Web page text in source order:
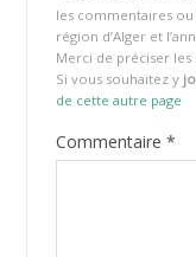
les commentaires ou
région d’Alger et
Merci de préciser les
Si vous souhaitez y
de cette autre page
Commentaire *